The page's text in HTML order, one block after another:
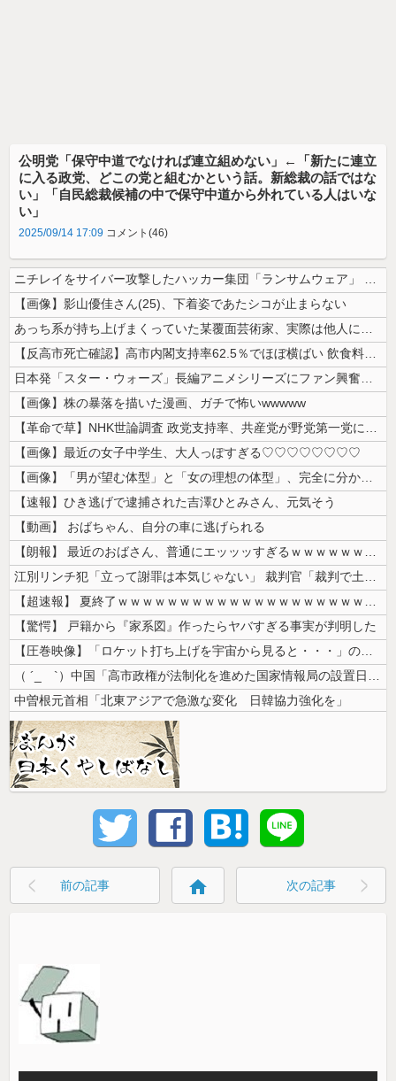
公明党「保守中道でなければ連立組めない」←「新たに連立
に入る政党、どこの党と組むかという話。新総裁の話ではな
い」「自民総裁候補の中で保守中道から外れている人はいな
い」
2025/09/14 17:09 コメント(46)
ニチレイをサイバー攻撃したハッカー集団「ランサムウェア」 個人情報など...
【画像】影山優佳さん(25)、下着姿であたシコが止まらない
あっち系が持ち上げまくっていた某覆面芸術家、実際は他人に迷惑をかけまく...
【反高市死亡確認】高市内閣支持率62.5％でほぼ横ばい 飲食料品の消費...
日本発「スター・ウォーズ」長編アニメシリーズにファン興奮…「劇場版にし...
【画像】株の暴落を描いた漫画、ガチで怖いwwwww
【革命で草】NHK世論調査 政党支持率、共産党が野党第一党に…小池書記...
【画像】最近の女子中学生、大人っぽすぎる♡♡♡♡♡♡♡♡
【画像】「男が望む体型」と「女の理想の体型」、完全に分かれてしまうｗｗ...
【速報】ひき逃げで逮捕された吉澤ひとみさん、元気そう
【動画】 おばちゃん、自分の車に逃げられる
【朗報】 最近のおばさん、普通にエッッッすぎるｗｗｗｗｗｗｗｗｗｗ
江別リンチ犯「立って謝罪は本気じゃない」 裁判官「裁判で土下座してない...
【超速報】 夏終了ｗｗｗｗｗｗｗｗｗｗｗｗｗｗｗｗｗｗｗｗｗｗｗｗｗｗ...
【驚愕】 戸籍から『家系図』作ったらヤバすぎる事実が判明した
【圧巻映像】「ロケット打ち上げを宇宙から見ると・・・」の動画が衝撃的
（ ´_ゝ`）中国「高市政権が法制化を進めた国家情報局の設置日が7月3...
中曽根元首相「北東アジアで急激な変化 日韓協力強化を」
前の記事 home 次の記事